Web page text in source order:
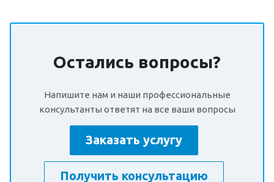
Остались вопросы?
Напишите нам и наши профессиональные
консультанты ответят на все ваши вопросы
Заказать услугу
Получить консультацию